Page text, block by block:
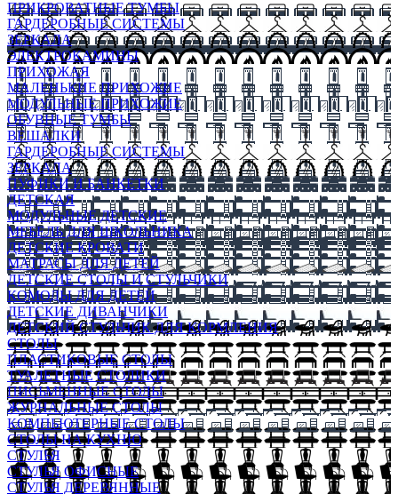
ПРИКРОВАТНЫЕ ТУМБЫ
ГАРДЕРОБНЫЕ СИСТЕМЫ
ЗЕРКАЛА
ЭЛЕКТРОКАМИНЫ
ПРИХОЖАЯ
МАЛЕНЬКИЕ ПРИХОЖИЕ
МОДУЛЬНЫЕ ПРИХОЖИЕ
ОБУВНЫЕ ТУМБЫ
ВЕШАЛКИ
ГАРДЕРОБНЫЕ СИСТЕМЫ
ЗЕРКАЛА
ПУФИКИ И БАНКЕТКИ
ДЕТСКАЯ
МОДУЛЬНЫЕ ДЕТСКИЕ
МЕБЕЛЬ ДЛЯ ШКОЛЬНИКА
ДЕТСКИЕ КРОВАТИ
МАТРАСЫ ДЛЯ ДЕТЕЙ
ДЕТСКИЕ СТОЛЫ И СТУЛЬЧИКИ
КОМОДЫ ДЛЯ ДЕТЕЙ
ДЕТСКИЕ ДИВАНЧИКИ
ДЕТСКИЙ СТУЛЬЧИК ДЛЯ КОРМЛЕНИЯ
СТОЛЫ
ПЛАСТИКОВЫЕ СТОЛЫ
ТУАЛЕТНЫЕ СТОЛИКИ
ПИСЬМЕННЫЕ СТОЛЫ
ЖУРНАЛЬНЫЕ СТОЛЫ
КОМПЬЮТЕРНЫЕ СТОЛЫ
СТОЛЫ НА КУХНЮ
СТУЛЬЯ
СТУЛЬЯ ОФИСНЫЕ
СТУЛЬЯ ДЕРЕВЯННЫЕ